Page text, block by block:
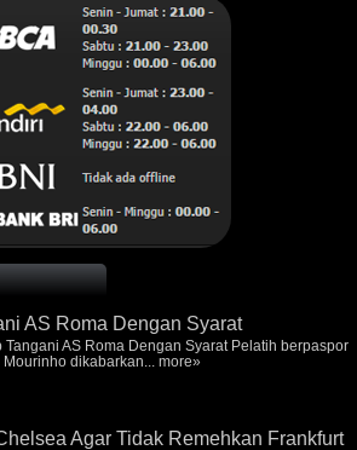
AS Roma Dengan Syarat
Tangani AS Roma Dengan Syarat Pelatih berpaspor
Mourinho dikabarkan... more»
Agar Tidak Remehkan Frankfurt